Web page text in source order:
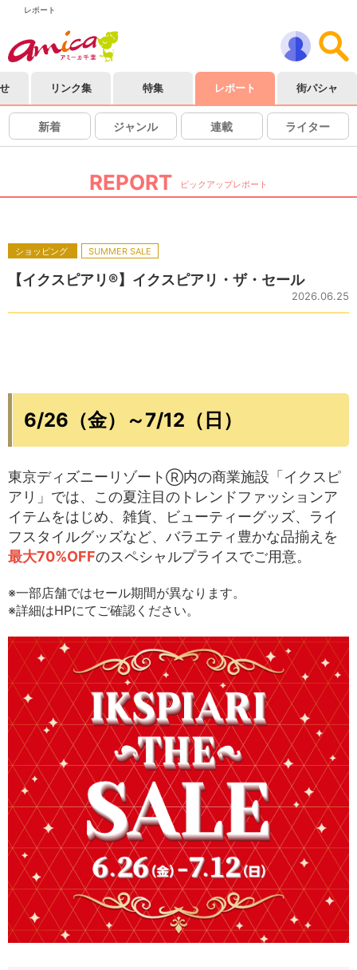
レポート
リンク集 特集 レポート 街パシャ
新着 ジャンル 連載 ライター
REPORT ピックアップレポート
ショッピング SUMMER SALE
【イクスピアリ®】イクスピアリ・ザ・セール
2026.06.25
6/26（金）～7/12（日）
東京ディズニーリゾート Ⓡ内の商業施設「イクスピ
アリ」では、この夏注目のトレンドファッションア
イテムをはじめ、雑貨、ビューティーグッズ、ライ
フスタイルグッズなど、バラエティ豊かな品揃えを
最大70%OFFのスペシャルプライスでご用意。
※一部店舗ではセール期間が異なります。
※詳細はHPにてご確認ください。